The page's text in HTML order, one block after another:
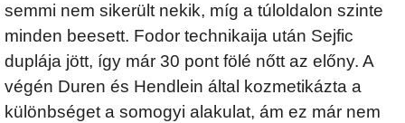
semmi nem sikerült nekik, míg a túloldalon szinte
minden beesett. Fodor technikaija után Sejfic
duplája jött, így már 30 pont fölé nőtt az előny. A
végén Duren és Hendlein által kozmetikázta a
különbséget a somogyi alakulat, ám ez már nem